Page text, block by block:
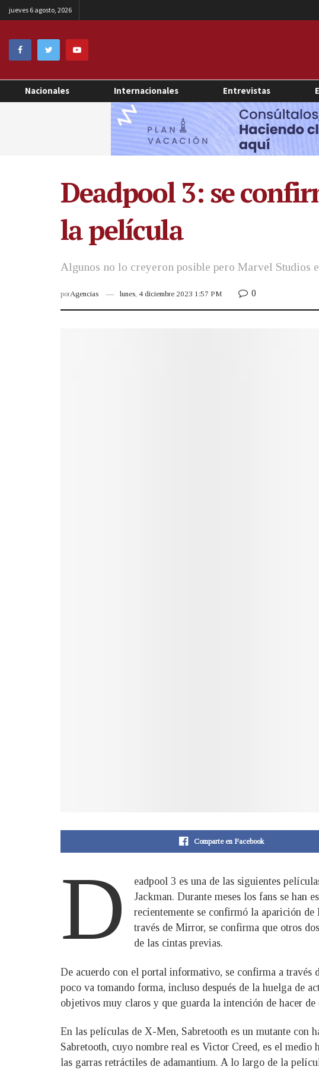
jueves 6 agosto, 2026
Nacionales Internacionales Entrevistas
Deadpool 3: se
la película
Algunos no lo creyeron posible pero Marvel Studios
porAgencias lunes, 4 diciembre 2023 1:57 PM 0
Comparte en Facebook
D
eadpool 3 es una de las siguientes
Jackman. Durante meses los fans se han
recientemente se confirmó la aparición
través de Mirror, se confirma que otros
de las cintas previas.
De acuerdo con el portal informativo, se confirma a través
poco va tomando forma, incluso después de la huelga de
objetivos muy claros y que guarda la intención de hacer
En las películas de X-Men, Sabretooth es un mutante con
Sabretooth, cuyo nombre real es Victor Creed, es el
las garras retráctiles de adamantium. A lo largo de la